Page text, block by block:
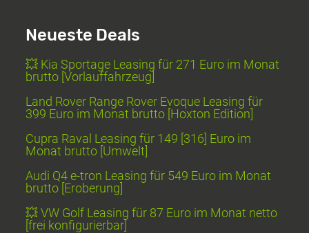
Neueste Deals
💥 Kia Sportage Leasing für 271 Euro im Monat
brutto [Vorlauffahrzeug]
Land Rover Range Rover Evoque Leasing für
399 Euro im Monat brutto [Hoxton Edition]
Cupra Raval Leasing für 149 [316] Euro im
Monat brutto [Umwelt]
Audi Q4 e-tron Leasing für 549 Euro im Monat
brutto [Eroberung]
💥 VW Golf Leasing für 87 Euro im Monat netto
[frei konfigurierbar]